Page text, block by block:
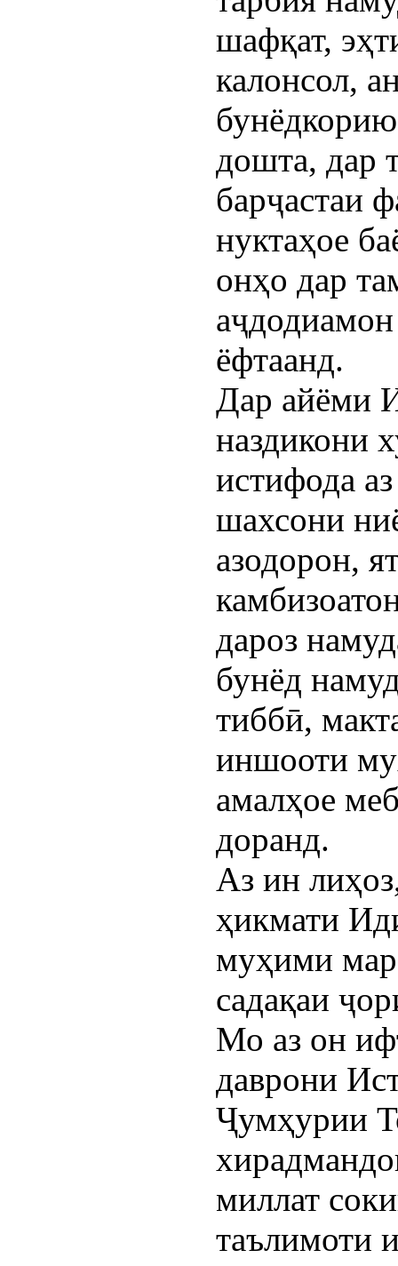
шафқат,
калонсол,
дошта, дар
барҷастаи
нуктаҳое
онҳо дар
ёфтаанд.
Дар айёми
наздикони
истифода
шахсони
азодорон,
дароз
бунёд
тиббӣ,
иншооти
амалҳое
доранд.
Аз ин
ҳикмати
муҳими
садақаи
Мо аз он
даврони
Ҷумҳурии
миллат
таълимоти